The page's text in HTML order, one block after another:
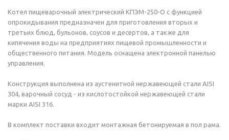
Котел пищеварочный электрический КПЭМ-250-О с функцией
опрокидывания предназначен для приготовления вторых и
третьих блюд, бульонов, соусов и десертов, а также для
кипячения воды на предприятиях пищевой промышленности и
общественного питания. Модель оснащена электронной панелью
управления.
Конструкция выполнена из аустенитной нержавеющей стали AISI
304, варочный сосуд - из кислотостойкой нержавеющей стали
марки AISI 316.
В комплект поставки входит монтажная бетонируемая в пол рама.